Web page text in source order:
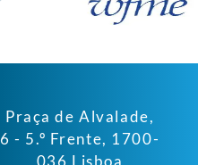
Praça de Alvalade,
6 - 5.º Frente, 1700-
036 Lisboa